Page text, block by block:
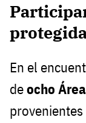
En el
deocho